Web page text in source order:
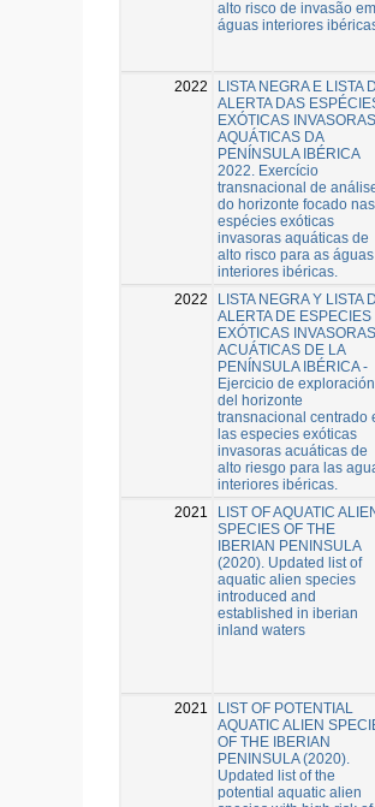
alto risco de invasão em
águas interiores
2022
LISTA NEGRA E LISTA
ALERTA DAS
EXÓTICAS INVASORAS
AQUÁTICAS DA
PENÍNSULA IBÉRICA
2022. Exercício
transnacional de
do horizonte focado nas
espécies exóticas
invasoras aquáticas de
alto risco para as águas
interiores ibéricas.
2022
LISTA NEGRA Y LISTA
ALERTA DE ESPECIES
EXÓTICAS INVASORAS
ACUÁTICAS DE LA
PENÍNSULA IBÉRICA -
Ejercicio de exploración
del horizonte
transnacional centrado
las especies exóticas
invasoras acuáticas de
alto riesgo para las
interiores ibéricas.
2021
LIST OF AQUATIC
SPECIES OF THE
IBERIAN PENINSULA
(2020). Updated list of
aquatic alien species
introduced and
established in iberian
inland waters
2021
LIST OF POTENTIAL
AQUATIC ALIEN
OF THE IBERIAN
PENINSULA (2020).
Updated list of the
potential aquatic alien